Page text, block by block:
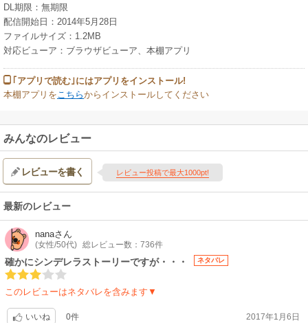
DL期限：無期限
配信開始日：2014年5月28日
ファイルサイズ：1.2MB
対応ビューア：ブラウザビューア、本棚アプリ
｢アプリで読む｣にはアプリをインストール!
本棚アプリを こちらからインストールしてください
みんなのレビュー
レビューを書く レビュー投稿で最大1000pt!
最新のレビュー
nanaさん
(女性/50代) 総レビュー数：736件
確かにシンデレラストーリーですが・・・ ネタバレ
このレビューはネタバレを含みます▼
いいね 0件 2017年1月6日